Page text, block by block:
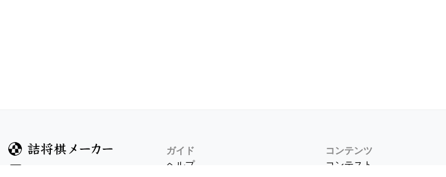
ガイド
ヘルプ
コンテンツ
コンテスト